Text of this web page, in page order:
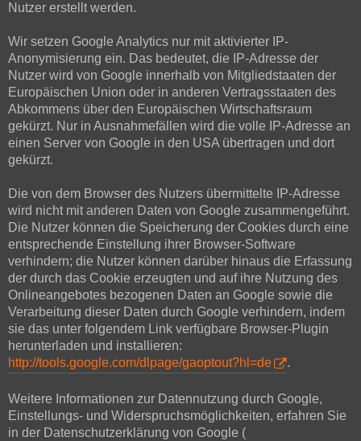
Nutzer erstellt werden.
Wir setzen Google Analytics nur mit aktivierter IP-
Anonymisierung ein. Das bedeutet, die IP-Adresse der
Nutzer wird von Google innerhalb von Mitgliedstaaten der
Europäischen Union oder in anderen Vertragsstaaten des
Abkommens über den Europäischen Wirtschaftsraum
gekürzt. Nur in Ausnahmefällen wird die volle IP-Adresse an
einen Server von Google in den USA übertragen und dort
gekürzt.
Die von dem Browser des Nutzers übermittelte IP-Adresse
wird nicht mit anderen Daten von Google zusammengeführt.
Die Nutzer können die Speicherung der Cookies durch eine
entsprechende Einstellung ihrer Browser-Software
verhindern; die Nutzer können darüber hinaus die Erfassung
der durch das Cookie erzeugten und auf ihre Nutzung des
Onlineangebotes bezogenen Daten an Google sowie die
Verarbeitung dieser Daten durch Google verhindern, indem
sie das unter folgendem Link verfügbare Browser-Plugin
herunterladen und installieren:
http://tools.google.com/dlpage/gaoptout?hl=de
.
Weitere Informationen zur Datennutzung durch Google,
Einstellungs- und Widerspruchsmöglichkeiten, erfahren Sie
in der Datenschutzerklärung von Google (